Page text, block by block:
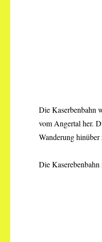
Die Kaserbenbahn
vom Angertal her.
Wanderung
Die